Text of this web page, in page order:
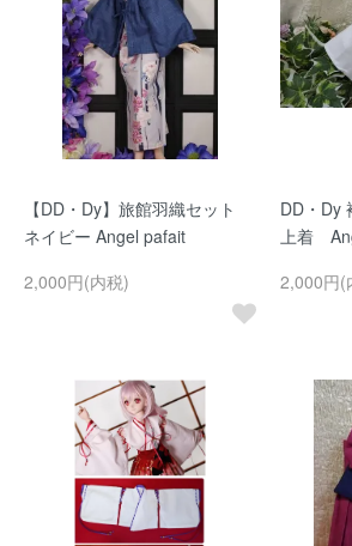
【DD・Dy】旅館羽織セット
ネイビー Angel pafait
2,000円(内税)
DD・Dy
上着
2,000円(